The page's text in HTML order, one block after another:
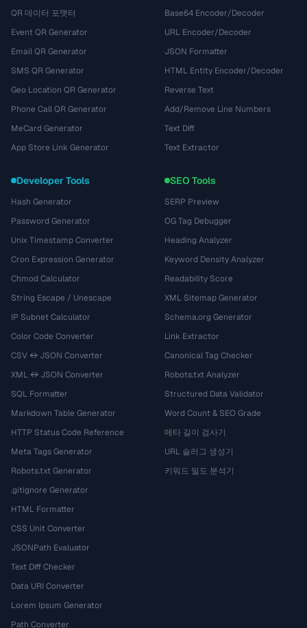
QR 데이터 포맷터
Event QR Generator
Email QR Generator
SMS QR Generator
Geo Location QR Generator
Phone Call QR Generator
MeCard Generator
App Store Link Generator
Base64 Encoder/Decoder
URL Encoder/Decoder
JSON Formatter
HTML Entity Encoder/Decoder
Reverse Text
Add/Remove Line Numbers
Text Diff
Text Extractor
Developer Tools
Hash Generator
Password Generator
Unix Timestamp Converter
Cron Expression Generator
Chmod Calculator
String Escape / Unescape
IP Subnet Calculator
Color Code Converter
CSV ↔ JSON Converter
XML ↔ JSON Converter
SQL Formatter
Markdown Table Generator
HTTP Status Code Reference
Meta Tags Generator
Robots.txt Generator
.gitignore Generator
HTML Formatter
CSS Unit Converter
JSONPath Evaluator
Text Diff Checker
Data URI Converter
Lorem Ipsum Generator
Path Converter
SEO Tools
SERP Preview
OG Tag Debugger
Heading Analyzer
Keyword Density Analyzer
Readability Score
XML Sitemap Generator
Schema.org Generator
Link Extractor
Canonical Tag Checker
Robots.txt Analyzer
Structured Data Validator
Word Count & SEO Grade
메타 길이 검사기
URL 슬러그 생성기
키워드 밀도 분석기